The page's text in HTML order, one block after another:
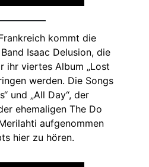
kommt die
Isaac Delusion, die
ihr viertes Album „Lost
werden. Die Songs
und „All Day“, der
ehemaligen The Do
aufgenommen
hier zu hören.